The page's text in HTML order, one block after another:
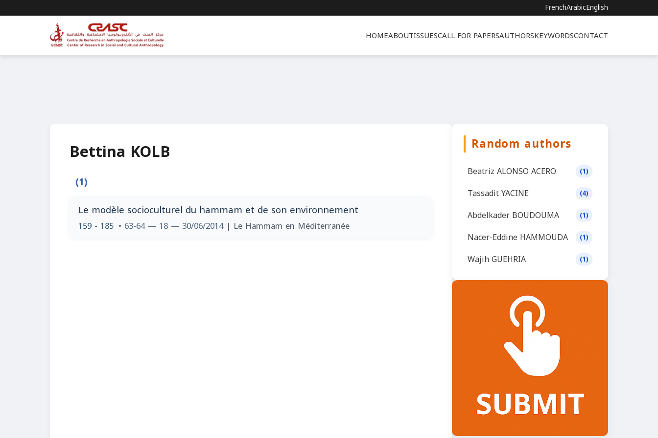
FrenchArabicEnglish
HOMEABOUTISSUESCALL FOR PAPERSAUTHORSKEYWORDSCONTACT
Bettina KOLB
(1)
Le modèle socioculturel du hammam et de son environnement
159 - 185 • 63-64 — 18 — 30/06/2014 | Le Hammam en Méditerranée
Random authors
Beatriz ALONSO ACERO (1)
Tassadit YACINE (4)
Abdelkader BOUDOUMA (1)
Nacer-Eddine HAMMOUDA (1)
Wajih GUEHRIA (1)